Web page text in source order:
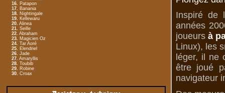
16. Patapon
17. Banania
18. Nightingale
19. Kellewaru
20. Alinea
21. Seille
22. Abraham
23. Magicien Oz
24. Tar Aoré
25. Elendriel
26. Jade
27. Amaryllis
28. Toubib
29. Robine
30. Croax
Inspiré de
années
joueursà
Linux), les
léger, il ne
être joué
navigateur